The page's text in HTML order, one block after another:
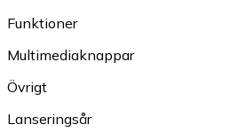
Funktioner
Multimediaknappar
Övrigt
Lanseringsår